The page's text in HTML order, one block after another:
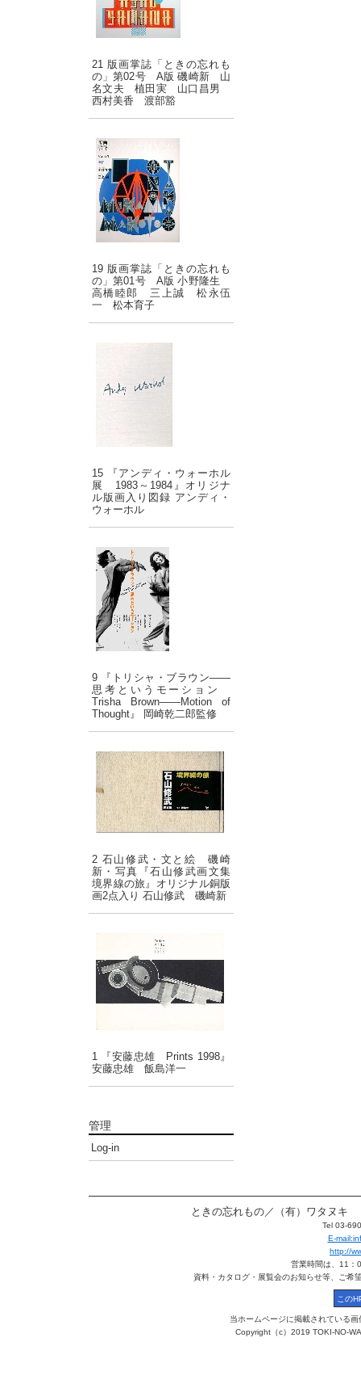
21 版画掌誌「ときの忘れも
の」第02号 A版 磯崎新 山
名文夫 植田実 山口昌男
西村美香 渡部豁
19 版画掌誌「ときの忘れも
の」第01号 A版 小野隆生
高橋睦郎 三上誠 松永伍
一 松本育子
15 『アンディ・ウォーホル
展 1983～1984』オリジナ
ル版画入り図録 アンディ・
ウォーホル
9 『トリシャ・ブラウン――
思考というモーション
Trisha Brown――Motion of
Thought』 岡崎乾二郎監修
2 石山修武・文と絵 磯崎
新・写真『石山修武画文集
境界線の旅』オリジナル銅版
画2点入り 石山修武 磯崎新
1 『安藤忠雄 Prints 1998』
安藤忠雄 飯島洋一
管理
Log-in
ときの忘れもの／（有）ワタヌキ
Tel 03-
E-
http://
営業時間は、11：
資料・カタログ・展覧会のお知らせ等、ご希
当ホームページに掲載されている
Copyright（c）2019 TOKI-NO-